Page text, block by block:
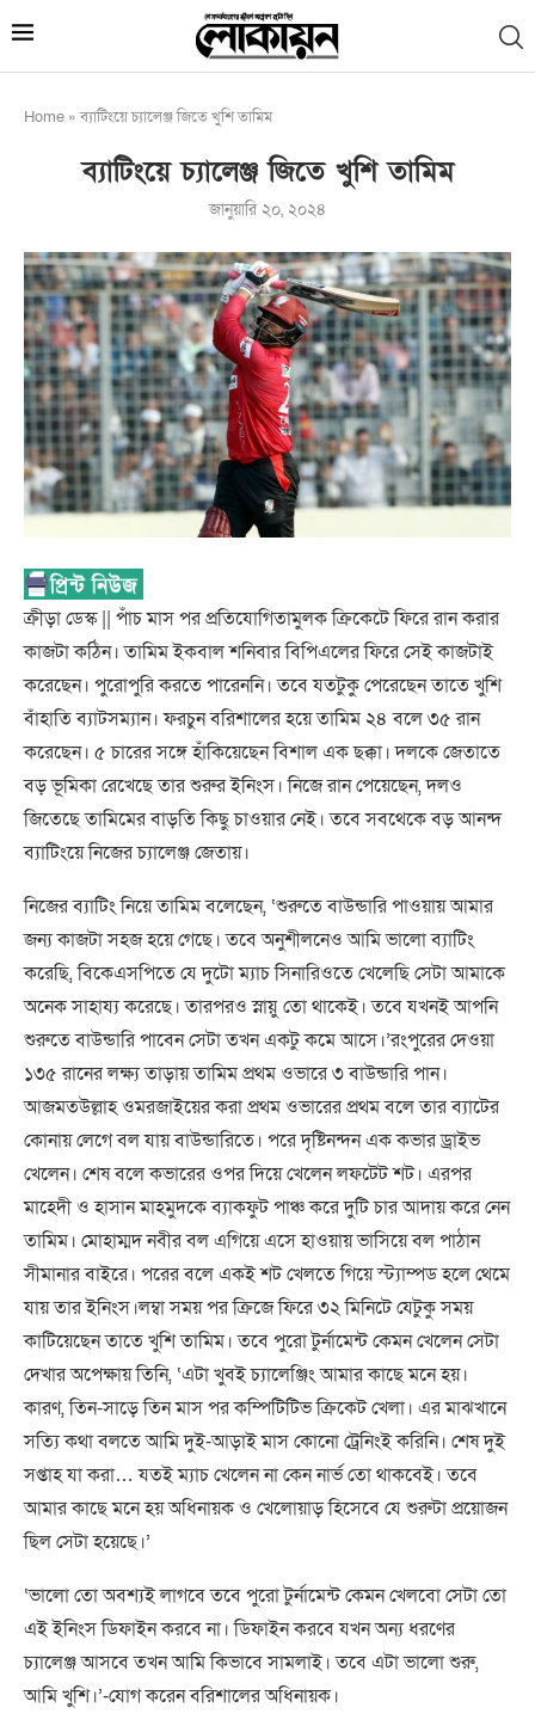
Home »ব্যাটিংয়ে চ্যালেঞ্জ জিতে খুশি তামিম
ব্যাটিংয়ে চ্যালেঞ্জ জিতে খুশি তামিম
জানুয়ারি ২০, ২০২৪
ক্রীড়া ডেস্ক || পাঁচ মাস পর প্রতিযোগিতামুলক ক্রিকেটে ফিরে রান করার
কাজটা কঠিন। তামিম ইকবাল শনিবার বিপিএলের ফিরে সেই কাজটাই
করেছেন। পুরোপুরি করতে পারেননি। তবে যতটুকু পেরেছেন তাতে খুশি
বাঁহাতি ব্যাটসম্যান। ফরচুন বরিশালের হয়ে তামিম ২৪ বলে ৩৫ রান
করেছেন। ৫ চারের সঙ্গে হাঁকিয়েছেন বিশাল এক ছক্কা। দলকে জেতাতে
বড় ভূমিকা রেখেছে তার শুরুর ইনিংস। নিজে রান পেয়েছেন, দলও
জিতেছে তামিমের বাড়তি কিছু চাওয়ার নেই। তবে সবথেকে বড় আনন্দ
ব্যাটিংয়ে নিজের চ্যালেঞ্জ জেতায়।
নিজের ব্যাটিং নিয়ে তামিম বলেছেন, ‘শুরুতে বাউন্ডারি পাওয়ায় আমার
জন্য কাজটা সহজ হয়ে গেছে। তবে অনুশীলনেও আমি ভালো ব্যাটিং
করেছি, বিকেএসপিতে যে দুটো ম্যাচ সিনারিওতে খেলেছি সেটা আমাকে
অনেক সাহায্য করেছে। তারপরও স্নায়ু তো থাকেই। তবে যখনই আপনি
শুরুতে বাউন্ডারি পাবেন সেটা তখন একটু কমে আসে।’রংপুরের দেওয়া
১৩৫ রানের লক্ষ্য তাড়ায় তামিম প্রথম ওভারে ৩ বাউন্ডারি পান।
আজমতউল্লাহ ওমরজাইয়ের করা প্রথম ওভারের প্রথম বলে তার ব্যাটের
কোনায় লেগে বল যায় বাউন্ডারিতে। পরে দৃষ্টিনন্দন এক কভার ড্রাইভ
খেলেন। শেষ বলে কভারের ওপর দিয়ে খেলেন লফটেট শট। এরপর
মাহেদী ও হাসান মাহমুদকে ব্যাকফুট পাঞ্চ করে দুটি চার আদায় করে নেন
তামিম। মোহাম্মদ নবীর বল এগিয়ে এসে হাওয়ায় ভাসিয়ে বল পাঠান
সীমানার বাইরে। পরের বলে একই শট খেলতে গিয়ে স্ট্যাম্পড হলে থেমে
যায় তার ইনিংস।লম্বা সময় পর ক্রিজে ফিরে ৩২ মিনিটে যেটুকু সময়
কাটিয়েছেন তাতে খুশি তামিম। তবে পুরো টুর্নামেন্ট কেমন খেলেন সেটা
দেখার অপেক্ষায় তিনি, ‘এটা খুবই চ্যালেঞ্জিং আমার কাছে মনে হয়।
কারণ, তিন-সাড়ে তিন মাস পর কম্পিটিটিভ ক্রিকেট খেলা। এর মাঝখানে
সত্যি কথা বলতে আমি দুই-আড়াই মাস কোনো ট্রেনিংই করিনি। শেষ দুই
সপ্তাহ যা করা… যতই ম্যাচ খেলেন না কেন নার্ভ তো থাকবেই। তবে
আমার কাছে মনে হয় অধিনায়ক ও খেলোয়াড় হিসেবে যে শুরুটা প্রয়োজন
ছিল সেটা হয়েছে।’
‘ভালো তো অবশ্যই লাগবে তবে পুরো টুর্নামেন্ট কেমন খেলবো সেটা তো
এই ইনিংস ডিফাইন করবে না। ডিফাইন করবে যখন অন্য ধরণের
চ্যালেঞ্জ আসবে তখন আমি কিভাবে সামলাই। তবে এটা ভালো শুরু,
আমি খুশি।’-যোগ করেন বরিশালের অধিনায়ক।